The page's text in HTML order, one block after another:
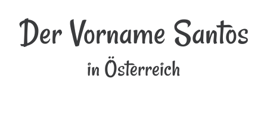
Der Vorname Santos
in Österreich